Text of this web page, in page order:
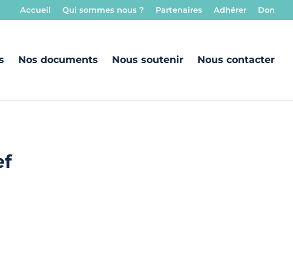
Accueil Qui sommes nous ? Partenaires Adhérer Don
Nos documents Nous soutenir Nous contacter